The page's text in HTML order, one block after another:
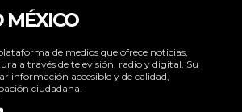
MÉXICO
de medios que ofrece noticias,
a través de televisión, radio y digital. Su
información accesible y de calidad,
ciudadana.